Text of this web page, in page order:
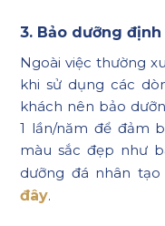
3. Bảo dưỡng định
Ngoài việc thường
khi sử dụng các
khách nên bảo
1 lần/năm để đảm
màu sắc đẹp như
dưỡng đá nhân tạo
đây.